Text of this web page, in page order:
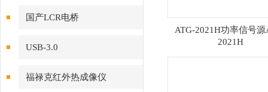
国产LCR电桥
USB-3.0
福禄克红外热成像仪
ATG-2021H功率信号源
2021H